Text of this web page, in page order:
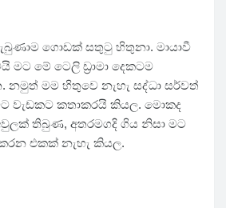
ගොඩක් සතුටු හිතුනා. මායාවී
මට මේ ටෙලි ඩ්‍රාමා දෙකටම
නමුත් මම හිතුවෙ නැහැ සද්ධා සර්වත්
වැඩකට කතාකරයි කියල. මොකද
තිබුණ, අතරමගදි ගිය නිසා මට
එකක් නැහැ කියල.